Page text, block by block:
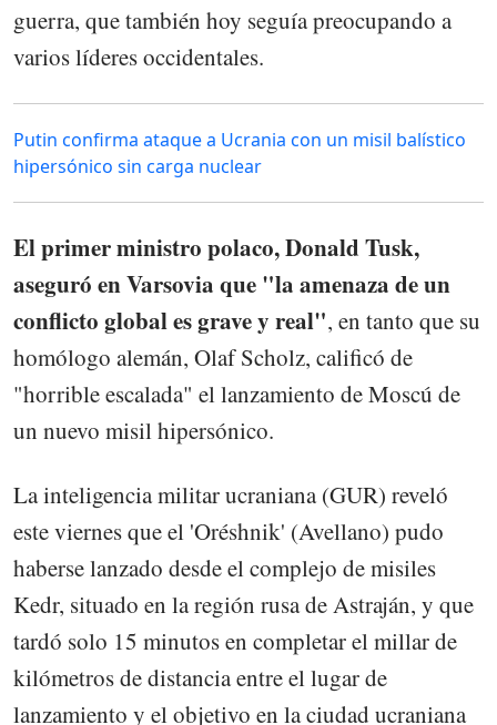
guerra, que también hoy seguía preocupando a
varios líderes occidentales.
Putin confirma ataque a Ucrania con un misil balístico
hipersónico sin carga nuclear
El primer ministro polaco, Donald Tusk,
aseguró en Varsovia que "la amenaza de un
conflicto global es grave y real", en tanto que su
homólogo alemán, Olaf Scholz, calificó de
"horrible escalada" el lanzamiento de Moscú de
un nuevo misil hipersónico.
La inteligencia militar ucraniana (GUR) reveló
este viernes que el 'Oréshnik' (Avellano) pudo
haberse lanzado desde el complejo de misiles
Kedr, situado en la región rusa de Astraján, y que
tardó solo 15 minutos en completar el millar de
kilómetros de distancia entre el lugar de
lanzamiento y el objetivo en la ciudad ucraniana